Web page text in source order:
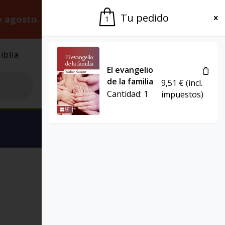
agosto. Gracias por la paciencia.
1 Tu pedido
El evangelio
de la familia
Cantidad: 1
9,51 €(incl.
impuestos)